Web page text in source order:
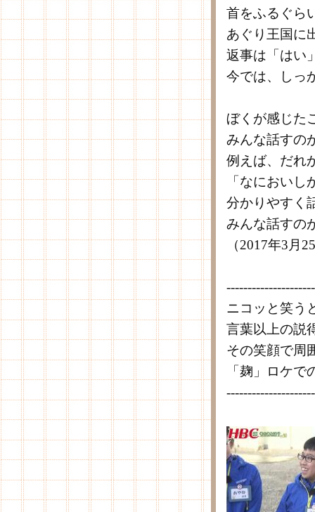
首をふるぐら
あぐり王国に
返事は「はい
今では、しっ
ぼくが感じた
みんな話すの
例えば、だれ
「なにおい
分かりやすく
みんな話すの
（2017年3月
ニコッと笑う
言葉以上の説
その笑顔で周
「麹」ロケ